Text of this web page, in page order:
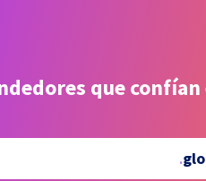
que
.